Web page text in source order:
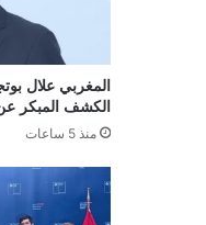
المغربي علال
الكشف المبكر عن
منذ 5 ساعات